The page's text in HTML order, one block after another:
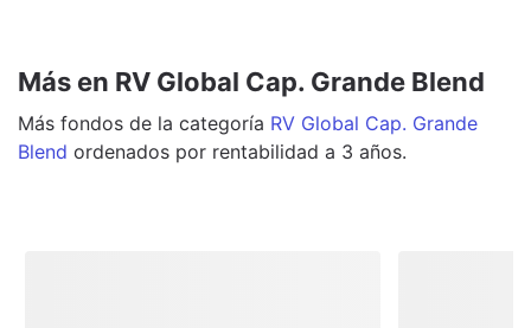
Más en RV Global Cap. Grande Blend
Más fondos de la categoría RV Global Cap. Grande
Blend ordenados por rentabilidad a 3 años.